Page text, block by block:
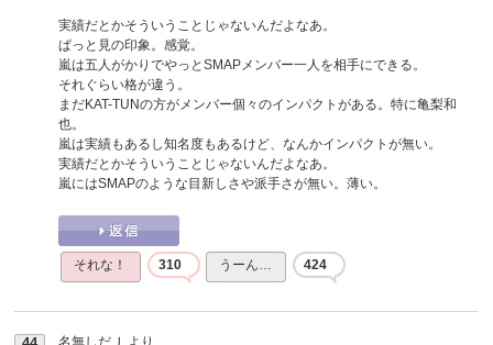
実績だとかそういうことじゃないんだよなあ。
ぱっと見の印象。感覚。
嵐は五人がかりでやっとSMAPメンバー一人を相手にできる。
それぐらい格が違う。
まだKAT-TUNの方がメンバー個々のインパクトがある。特に亀梨和
也。
嵐は実績もあるし知名度もあるけど、なんかインパクトが無い。
実績だとかそういうことじゃないんだよなあ。
嵐にはSMAPのような目新しさや派手さが無い。薄い。
それな！ 310 うーん… 424
名無しだＪ より